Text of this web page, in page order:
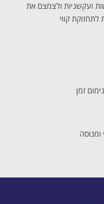
ועקשניות ולצמצם את
קווי
זמן
ומנוסה